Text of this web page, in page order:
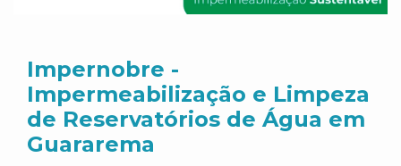
Impernobre -
Impermeabilização e Limpeza
de Reservatórios de Água em
Guararema